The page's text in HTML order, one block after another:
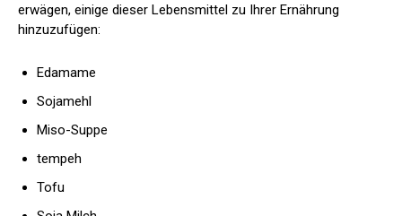
erwägen, einige dieser Lebensmittel zu Ihrer Ernährung
hinzuzufügen:
Edamame
Sojamehl
Miso-Suppe
tempeh
Tofu